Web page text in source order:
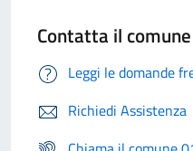
Contatta il comune
Leggi le domande
Richiedi Assistenza